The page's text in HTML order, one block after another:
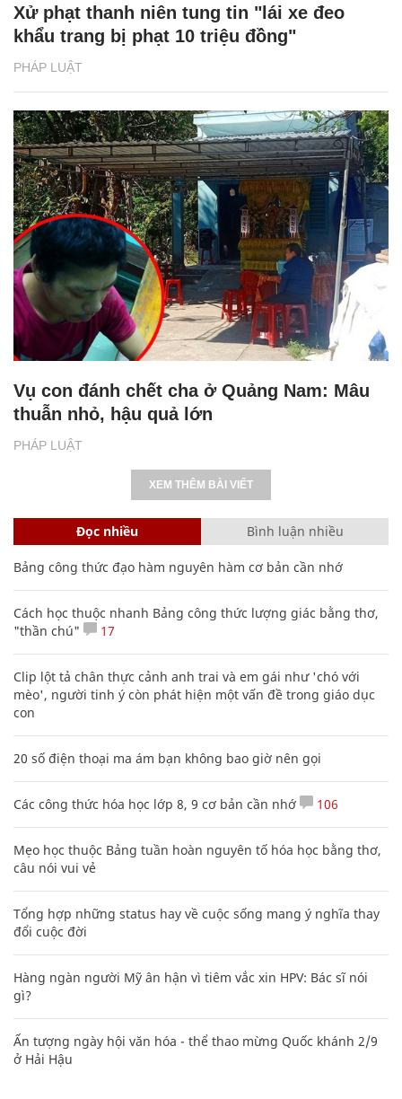
PHÁP LUẬT
Xử phạt thanh niên tung tin "lái xe đeo
khẩu trang bị phạt 10 triệu đồng"
PHÁP LUẬT
Vụ con đánh chết cha ở Quảng Nam: Mâu
thuẫn nhỏ, hậu quả lớn
XEM THÊM BÀI VIẾT
Đọc nhiều Bình luận nhiều
Bảng công thức đạo hàm nguyên hàm cơ bản cần nhớ
Cách học thuộc nhanh Bảng công thức lượng giác bằng thơ,
"thần chú"
17
Clip lột tả chân thực cảnh anh trai và em gái như 'chó với
mèo', người tinh ý còn phát hiện một vấn đề trong giáo dục
con
20 số điện thoại ma ám bạn không bao giờ nên gọi
Các công thức hóa học lớp 8, 9 cơ bản cần nhớ 106
Mẹo học thuộc Bảng tuần hoàn nguyên tố hóa học bằng thơ,
câu nói vui vẻ
Tổng hợp những status hay về cuộc sống mang ý nghĩa thay
đổi cuộc đời
Hàng ngàn người Mỹ ân hận vì tiêm vắc xin HPV: Bác sĩ nói
gì?
Ấn tượng ngày hội văn hóa - thể thao mừng Quốc khánh 2/9
ở Hải Hậu